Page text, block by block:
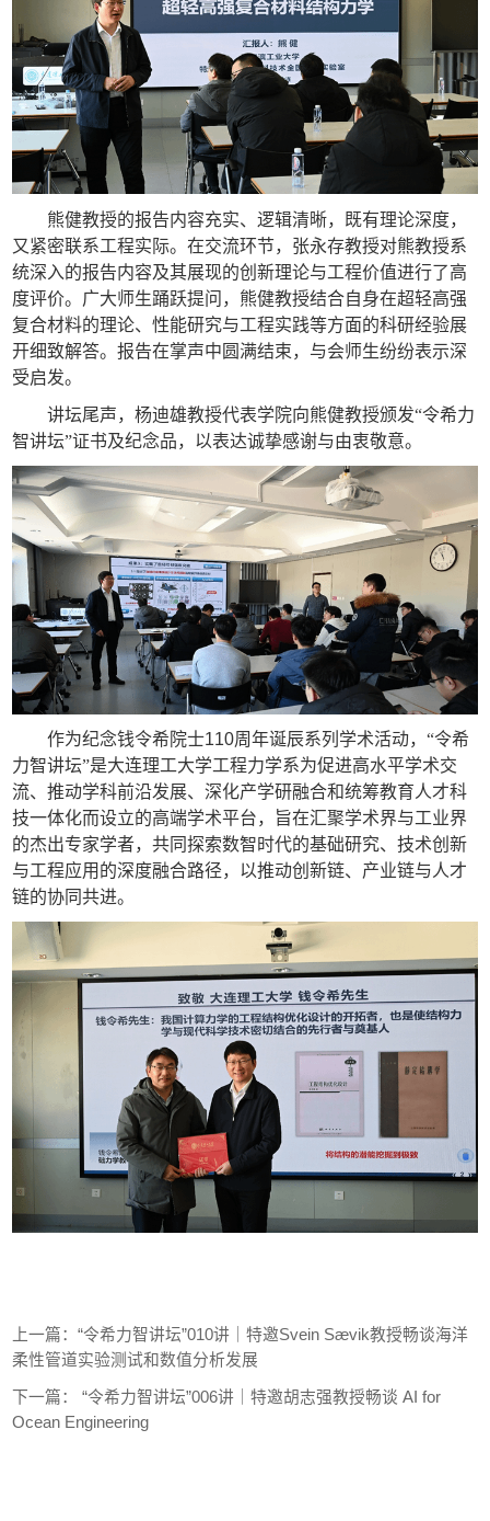
熊健教授的报告内容充实、逻辑清晰，既有理论深度，
又紧密联系工程实际。在交流环节，张永存教授对熊教授系
统深入的报告内容及其展现的创新理论与工程价值进行了高
度评价。广大师生踊跃提问，熊健教授结合自身在超轻高强
复合材料的理论、性能研究与工程实践等方面的科研经验展
开细致解答。报告在掌声中圆满结束，与会师生纷纷表示深
受启发。
讲坛尾声，杨迪雄教授代表学院向熊健教授颁发“令希力
智讲坛”证书及纪念品，以表达诚挚感谢与由衷敬意。
作为纪念钱令希院士110周年诞辰系列学术活动，“令希
力智讲坛”是大连理工大学工程力学系为促进高水平学术交
流、推动学科前沿发展、深化产学研融合和统筹教育人才科
技一体化而设立的高端学术平台，旨在汇聚学术界与工业界
的杰出专家学者，共同探索数智时代的基础研究、技术创新
与工程应用的深度融合路径，以推动创新链、产业链与人才
链的协同共进。
上一篇：“令希力智讲坛”010讲｜特邀Svein Sævik教授畅谈海洋
柔性管道实验测试和数值分析发展
下一篇：
“令希力智讲坛”006讲｜特邀胡志强教授畅谈 AI for
Ocean Engineering